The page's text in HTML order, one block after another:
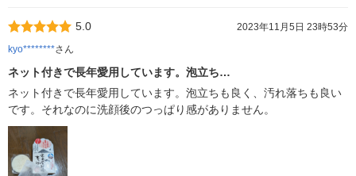
5.0
2023年11月5日 23時53分
kyo********さん
ネット付きで長年愛用しています。泡立ち…
ネット付きで長年愛用しています。泡立ちも良く、汚れ落ちも良い
です。それなのに洗顔後のつっぱり感がありません。